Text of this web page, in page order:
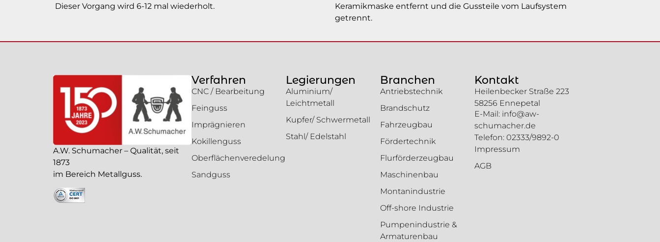
Dieser Vorgang wird 6-12 mal wiederholt.
Keramikmaske entfernt und die Gussteile vom Laufsystem
getrennt.
A.W. Schumacher – Qualität, seit
1873
im Bereich Metallguss.
Verfahren
CNC / Bearbeitung
Feinguss
Imprägnieren
Kokillenguss
Oberflächenveredelung
Sandguss
Legierungen
Aluminium/
Leichtmetall
Kupfer/ Schwermetall
Stahl/ Edelstahl
Branchen
Antriebstechnik
Brandschutz
Fahrzeugbau
Fördertechnik
Flurförderzeugbau
Maschinenbau
Montanindustrie
Off-shore Industrie
Pumpenindustrie &
Armaturenbau
Kontakt
Heilenbecker Straße 223
58256 Ennepetal
E-Mail: info@aw-
schumacher.de
Telefon: 02333/9892-0
Impressum
AGB